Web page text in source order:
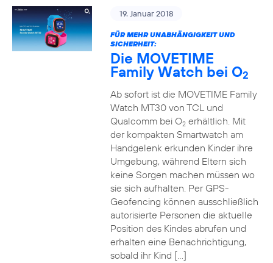
19. Januar 2018
FÜR MEHR UNABHÄNGIGKEIT UND
SICHERHEIT:
Die MOVETIME
Family Watch bei O2
Ab sofort ist die MOVETIME Family
Watch MT30 von TCL und
Qualcomm bei O2erhältlich. Mit
der kompakten Smartwatch am
Handgelenk erkunden Kinder ihre
Umgebung, während Eltern sich
keine Sorgen machen müssen wo
sie sich aufhalten. Per GPS-
Geofencing können ausschließlich
autorisierte Personen die aktuelle
Position des Kindes abrufen und
erhalten eine Benachrichtigung,
sobald ihr Kind […]